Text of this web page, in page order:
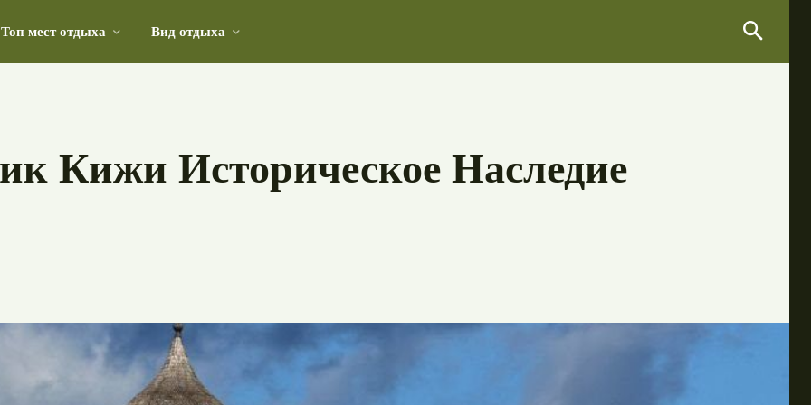
Топ мест отдыха Вид отдыха
Кижи Историческое Наследие